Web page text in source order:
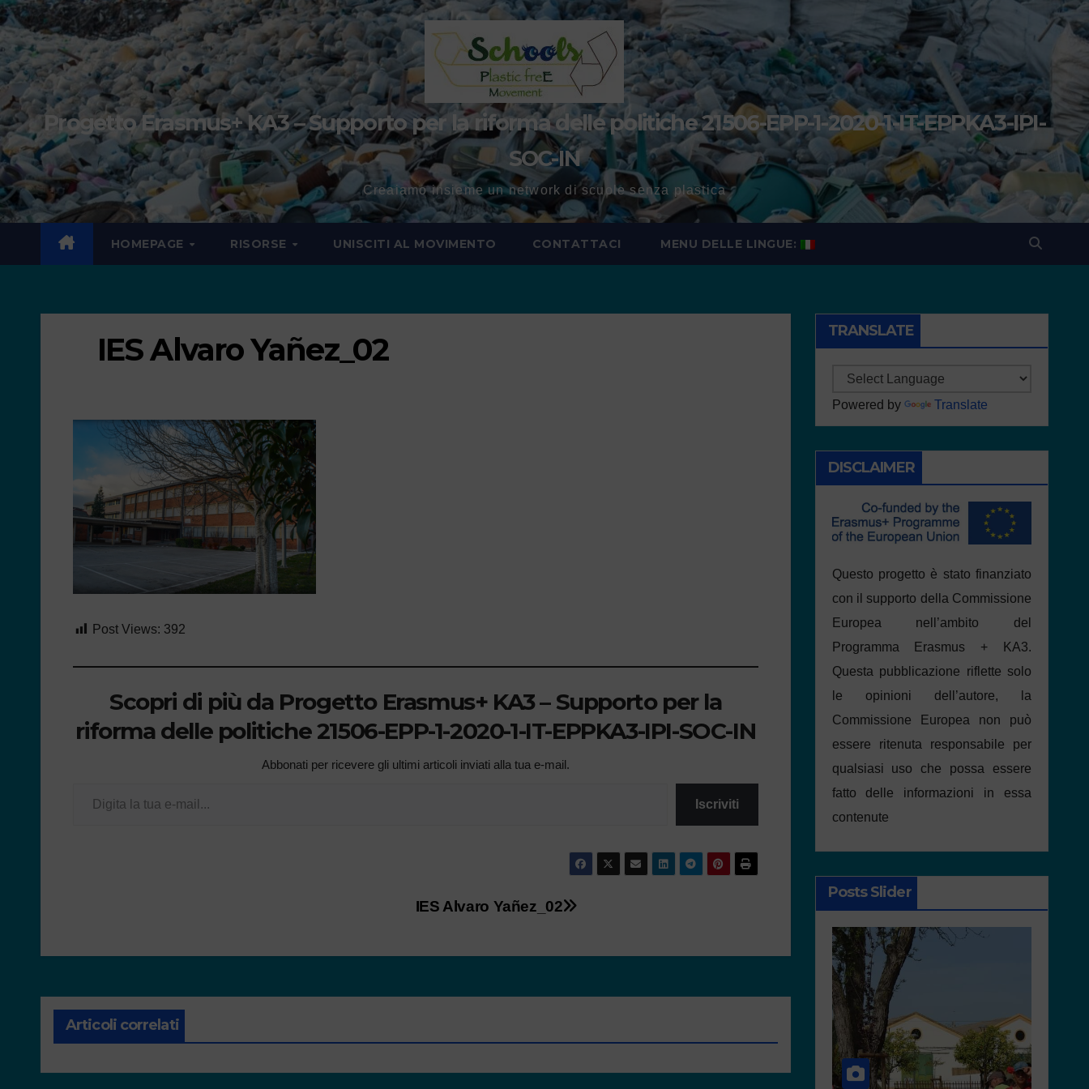
Progetto Erasmus+ KA3 – Supporto per la riforma delle politiche 21506-EPP-1-2020-1-IT-EPPKA3-IPI-
SOC-IN
Creaiamo insieme un network di scuole senza plastica
HOMEPAGE RISORSE UNISCITI AL MOVIMENTO CONTATTACI MENU DELLE LINGUE:
IES Alvaro Yañez_02
Post Views: 392
Scopri di più da Progetto Erasmus+ KA3 – Supporto per la
riforma delle politiche 21506-EPP-1-2020-1-IT-EPPKA3-IPI-SOC-IN
Abbonati per ricevere gli ultimi articoli inviati alla tua e-mail.
Iscriviti
IES Alvaro Yañez_02
Articoli correlati
TRANSLATE
Powered by Translate
DISCLAIMER
Questo progetto è stato finanziato
con il supporto della Commissione
Europea nell’ambito del
Programma Erasmus + KA3.
Questa pubblicazione riflette solo
le opinioni dell’autore, la
Commissione Europea non può
essere ritenuta responsabile per
qualsiasi uso che possa essere
fatto delle informazioni in essa
contenute
Posts Slider